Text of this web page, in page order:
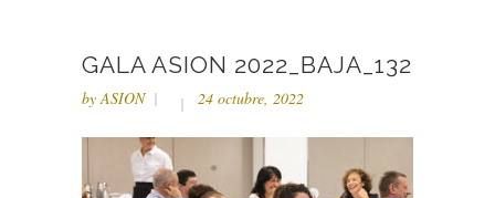
GALA ASION 2022_BAJA_132
byASION 24 octubre, 2022